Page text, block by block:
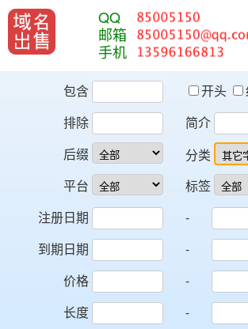
QQ
邮箱
手机
包含 开头
排除
简介
后缀
平台
分类
标签
注册日期
-
到期日期
-
价格
-
长度
-